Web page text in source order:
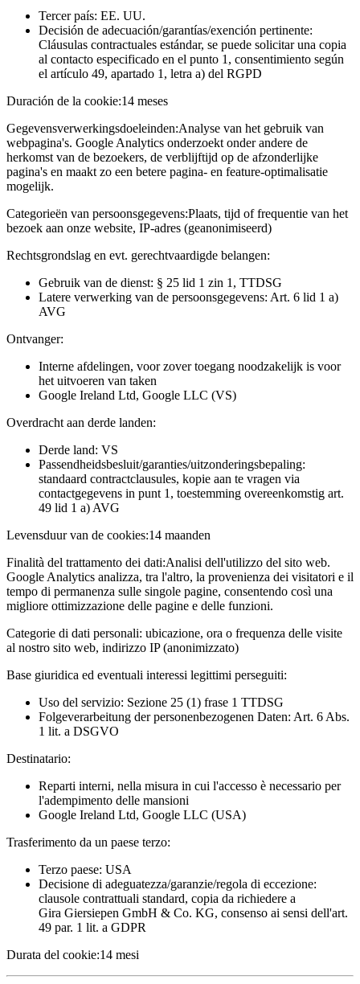
Tercer país: EE. UU.
Decisión de adecuación/garantías/exención pertinente:
Cláusulas contractuales estándar, se puede solicitar una copia
al contacto especificado en el punto 1, consentimiento según
el artículo 49, apartado 1, letra a) del RGPD
Duración de la cookie:14 meses
Gegevensverwerkingsdoeleinden:Analyse van het gebruik van
webpagina's. Google Analytics onderzoekt onder andere de
herkomst van de bezoekers, de verblijftijd op de afzonderlijke
pagina's en maakt zo een betere pagina- en feature-optimalisatie
mogelijk.
Categorieën van persoonsgegevens:Plaats, tijd of frequentie van het
bezoek aan onze website, IP-adres (geanonimiseerd)
Rechtsgrondslag en evt. gerechtvaardigde belangen:
Gebruik van de dienst: § 25 lid 1 zin 1, TTDSG
Latere verwerking van de persoonsgegevens: Art. 6 lid 1 a)
AVG
Ontvanger:
Interne afdelingen, voor zover toegang noodzakelijk is voor
het uitvoeren van taken
Google Ireland Ltd, Google LLC (VS)
Overdracht aan derde landen:
Derde land: VS
Passendheidsbesluit/garanties/uitzonderingsbepaling:
standaard contractclausules, kopie aan te vragen via
contactgegevens in punt 1, toestemming overeenkomstig art.
49 lid 1 a) AVG
Levensduur van de cookies:14 maanden
Finalità del trattamento dei dati:Analisi dell'utilizzo del sito web.
Google Analytics analizza, tra l'altro, la provenienza dei visitatori e il
tempo di permanenza sulle singole pagine, consentendo così una
migliore ottimizzazione delle pagine e delle funzioni.
Categorie di dati personali: ubicazione, ora o frequenza delle visite
al nostro sito web, indirizzo IP (anonimizzato)
Base giuridica ed eventuali interessi legittimi perseguiti:
Uso del servizio: Sezione 25 (1) frase 1 TTDSG
Folgeverarbeitung der personenbezogenen Daten: Art. 6 Abs.
1 lit. a DSGVO
Destinatario:
Reparti interni, nella misura in cui l'accesso è necessario per
l'adempimento delle mansioni
Google Ireland Ltd, Google LLC (USA)
Trasferimento da un paese terzo:
Terzo paese: USA
Decisione di adeguatezza/garanzie/regola di eccezione:
clausole contrattuali standard, copia da richiedere a
Gira Giersiepen GmbH & Co. KG, consenso ai sensi dell'art.
49 par. 1 lit. a GDPR
Durata del cookie:14 mesi